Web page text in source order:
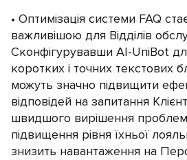
Оптимізація системи FAQ
важливішою для Відділів
Сконфігурувавши AI-UniBot
коротких і точних текстових
можуть значно підвищити
відповідей на запитання
швидшого вирішення проблем
підвищення рівня їхньої
знизить навантаження на